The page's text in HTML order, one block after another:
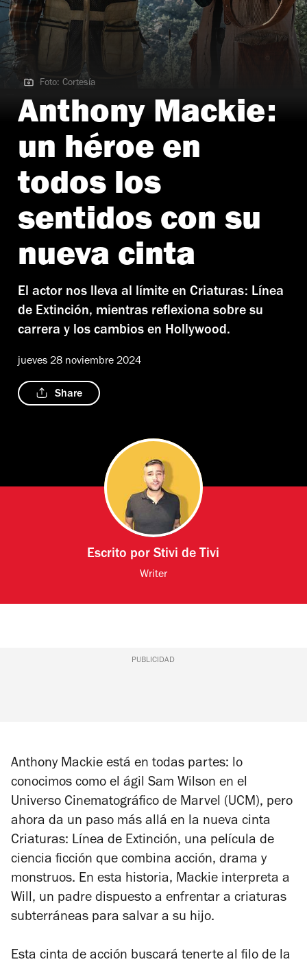
Foto: Cortesía
Foto: Cortesía
Anthony Mackie:
un héroe en
todos los
sentidos con su
nueva cinta
El actor nos lleva al límite en Criaturas: Línea
de Extinción, mientras reflexiona sobre su
carrera y los cambios en Hollywood.
jueves 28 noviembre 2024
Share
Escrito porStivi de Tivi
Writer
PUBLICIDAD
Anthony Mackie está en todas partes: lo
conocimos como el ágil Sam Wilson en el
Universo Cinematográfico de Marvel (UCM), pero
ahora da un paso más allá en la nueva cinta
Criaturas: Línea de Extinción, una película de
ciencia ficción que combina acción, drama y
monstruos. En esta historia, Mackie interpreta a
Will, un padre dispuesto a enfrentar a criaturas
subterráneas para salvar a su hijo.
Esta cinta de acción buscará tenerte al filo de la